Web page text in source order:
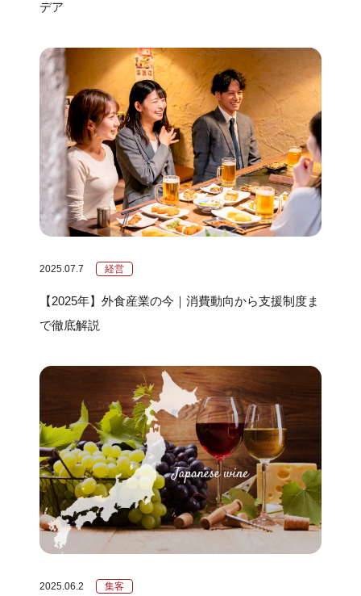
デア
2025.07.7 経営
【2025年】外食産業の今｜消費動向から支援制度ま
で徹底解説
2025.06.2 集客